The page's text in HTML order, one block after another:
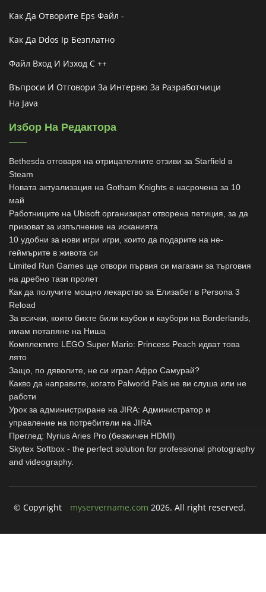
Как Да Отворите Eps Файл -
Как Да Ddos ​​ip Безплатно
Файл Вход И Изход C ++
Въпроси И Отговори За Интервю За Разработчици
На Java
Избор На Редактора
Bethesda отговаря на отрицателните отзиви за Starfield в
Steam
Новата актуализация на Gotham Knights е насрочена за 10
май
Работниците на Ubisoft организират отворена петиция, за да
призоват за изпълнение на исканията
10 удобни за нови игри игри, които да подарите на не-
геймърите в живота си
Limited Run Games ще отвори първия си магазин за търговия
на дребно тази пролет
Как да получите мощно лекарство за Елизабет в Persona 3
Reload
За всички, които бихте били каубои и каубори на Borderlands,
имам потапяне на Ниша
Комплектите LEGO Super Mario: Princess Peach идват това
лято
Защо, по дяволите, не си играл Афро Самурай?
Какво да направите, когато Palworld Pals не ви слуша или не
работи
Урок за администриране на JIRA: Администратор и
управление на потребители на JIRA
Преглед: Nyrius Aries Pro (безжичен HDMI)
Skytex Softbox - the perfect solution for professional photography
and videography.
© Copyright myservername.com 2026. All right reserved.